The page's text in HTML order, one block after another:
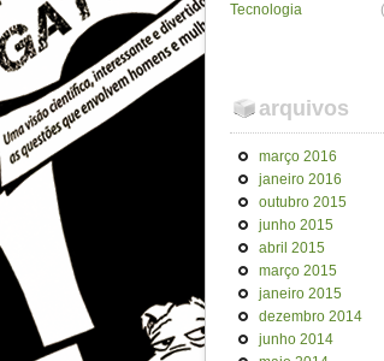
Tecnologia
arquivos
março 2016
janeiro 2016
outubro 2015
junho 2015
abril 2015
março 2015
janeiro 2015
dezembro 2014
junho 2014